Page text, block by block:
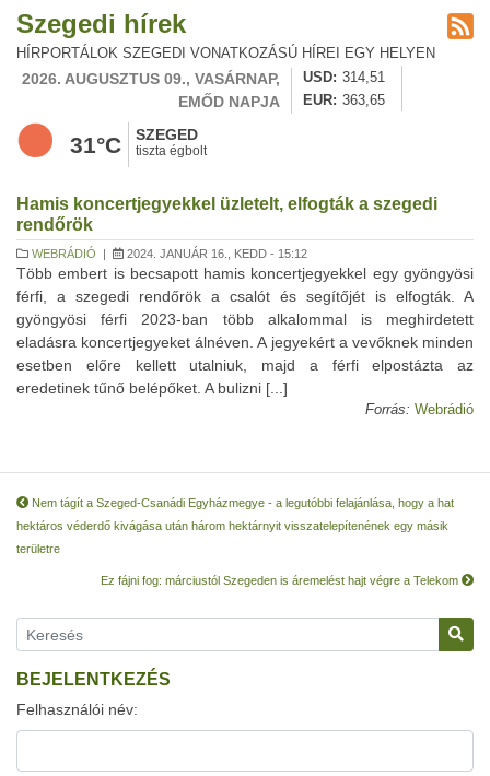
Szegedi hírek
HÍRPORTÁLOK SZEGEDI VONATKOZÁSÚ HÍREI EGY HELYEN
2026. AUGUSZTUS 09., VASÁRNAP,
EMŐD NAPJA
USD
314,51
EUR
363,65
31°C SZEGED
tiszta égbolt
Hamis koncertjegyekkel üzletelt, elfogták a szegedi
rendőrök
WEBRÁDIÓ | 2024. JANUÁR 16., KEDD - 15:12
Több embert is becsapott hamis koncertjegyekkel egy gyöngyösi
férfi, a szegedi rendőrök a csalót és segítőjét is elfogták. A
gyöngyösi férfi 2023-ban több alkalommal is meghirdetett
eladásra koncertjegyeket álnéven. A jegyekért a vevőknek minden
esetben előre kellett utalniuk, majd a férfi elpostázta az
eredetinek tűnő belépőket. A bulizni [...]
Forrás: Webrádió
Nem tágít a Szeged-Csanádi Egyházmegye - a legutóbbi felajánlása, hogy a hat
hektáros véderdő kivágása után három hektárnyit visszatelepítenének egy másik
területre
Ez fájni fog: márciustól Szegeden is áremelést hajt végre a Telekom
BEJELENTKEZÉS
Felhasználói név: